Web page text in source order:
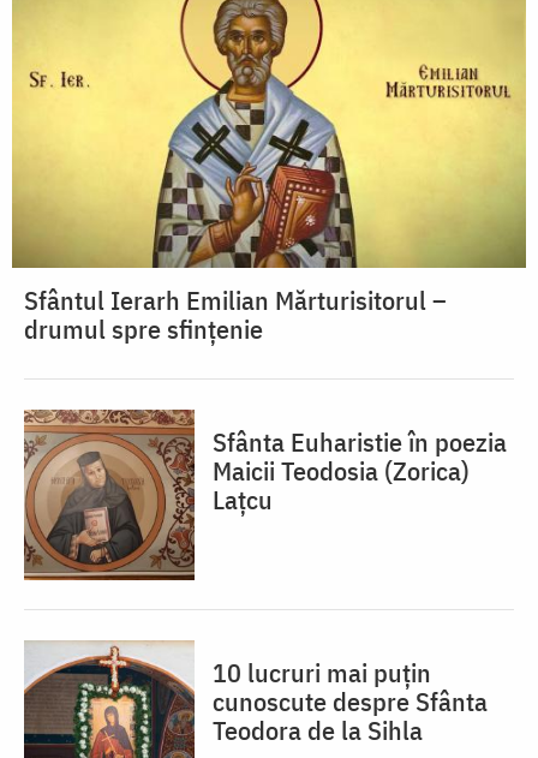
Sfântul Ierarh Emilian Mărturisitorul –
drumul spre sfințenie
Sfânta Euharistie în poezia
Maicii Teodosia (Zorica)
Lațcu
10 lucruri mai puțin
cunoscute despre Sfânta
Teodora de la Sihla